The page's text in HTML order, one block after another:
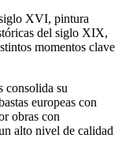
XVI, pintura
del siglo XIX,
momentos clave
consolida su
europeas con
obras con
alto nivel de calidad